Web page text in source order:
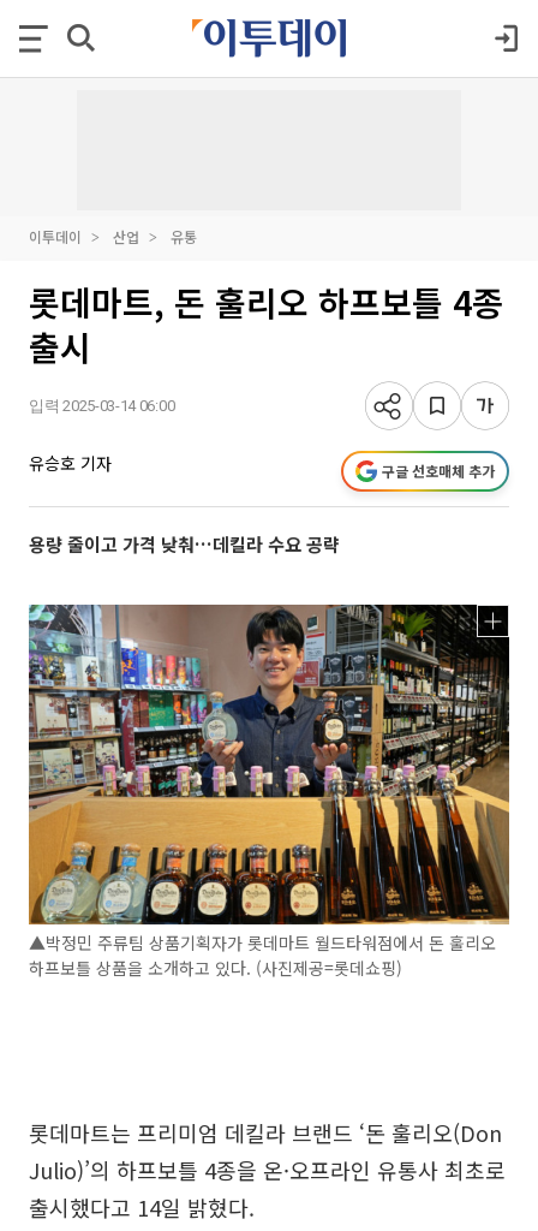
이투데이 산업 유통
롯데마트, 돈 훌리오 하프보틀 4종
출시
입력 2025-03-14 06:00
유승호 기자 구글 선호매체 추가
용량 줄이고 가격 낮춰…데킬라 수요 공략
▲박정민 주류팀 상품기획자가 롯데마트 월드타워점에서 돈 훌리오
하프보틀 상품을 소개하고 있다. (사진제공=롯데쇼핑)
롯데마트는 프리미엄 데킬라 브랜드 ‘돈 훌리오(Don
Julio)’의 하프보틀 4종을 온·오프라인 유통사 최초로
출시했다고 14일 밝혔다.